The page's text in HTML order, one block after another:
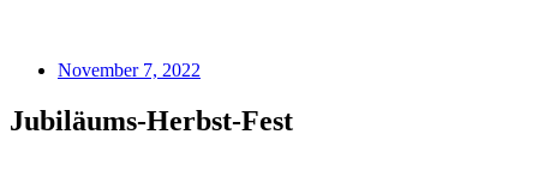
November 7, 2022
Jubiläums-Herbst-Fest